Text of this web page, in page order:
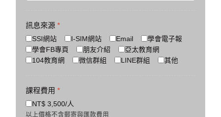
訊息來源 *
SSI網站 I-SIM網站 Email
學會電子報
學會FB專頁
朋友介紹
亞太教育網
104教育網
微信群組 LINE群組 其他
課程費用 *
NT$ 3,500/人
以上價格不含郵寄與匯款費用